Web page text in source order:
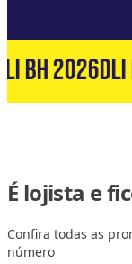
BH 2026DLI
É lojista e
Confira todas as
número